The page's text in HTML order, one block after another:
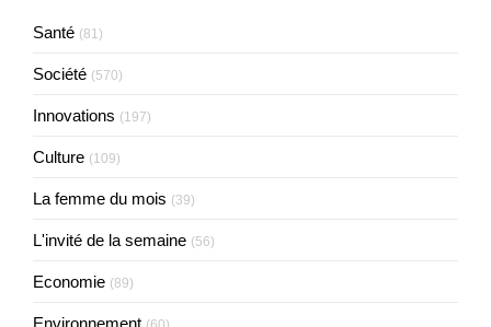
Santé (81)
Société (570)
Innovations (197)
Culture (109)
La femme du mois (39)
L'invité de la semaine (56)
Economie (89)
Environnement